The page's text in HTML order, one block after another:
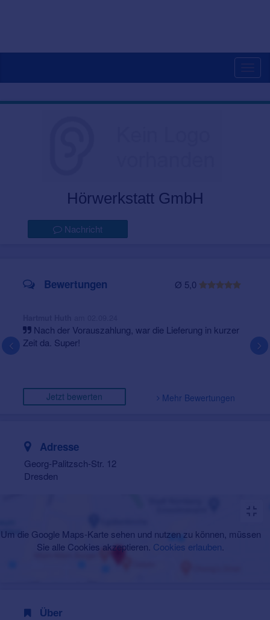
Hörwerkstatt GmbH
Nachricht
Ø 5,0
Bewertungen
Nach der Vorauszahlung, war die Lieferung in kurzer
Zeit da. Super!
Jetzt bewerten Mehr Bewertungen
Adresse
Georg-Palitzsch-Str. 12
Dresden
Um die Google Maps-Karte sehen und nutzen zu können, müssen
Sie alle Cookies akzeptieren. Cookies erlauben
Über